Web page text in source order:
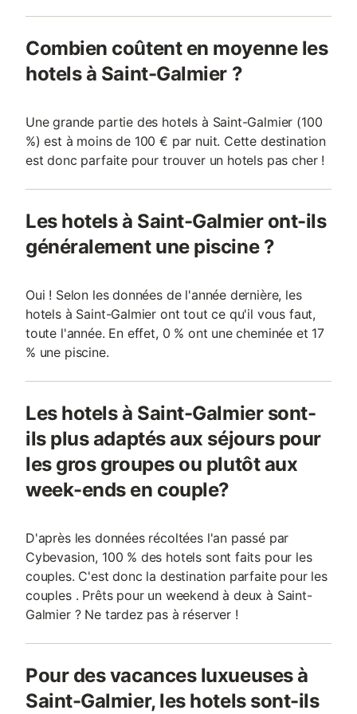
Combien coûtent en moyenne les
hotels à Saint-Galmier ?
Une grande partie des hotels à Saint-Galmier (100
%) est à moins de 100 € par nuit. Cette destination
est donc parfaite pour trouver un hotels pas cher !
Les hotels à Saint-Galmier ont-ils
généralement une piscine ?
Oui ! Selon les données de l'année dernière, les
hotels à Saint-Galmier ont tout ce qu'il vous faut,
toute l'année. En effet, 0 % ont une cheminée et 17
% une piscine.
Les hotels à Saint-Galmier sont-
ils plus adaptés aux séjours pour
les gros groupes ou plutôt aux
week-ends en couple?
D'après les données récoltées l'an passé par
Cybevasion, 100 % des hotels sont faits pour les
couples. C'est donc la destination parfaite pour les
couples . Prêts pour un weekend à deux à Saint-
Galmier ? Ne tardez pas à réserver !
Pour des vacances luxueuses à
Saint-Galmier, les hotels sont-ils